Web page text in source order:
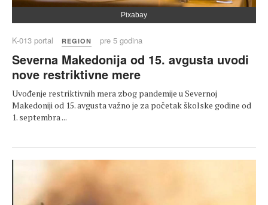
Pixabay
K-013 portal REGION pre 5 godina
Severna Makedonija od 15. avgusta uvodi
nove restriktivne mere
Uvođenje restriktivnih mera zbog pandemije u Severnoj
Makedoniji od 15. avgusta važno je za početak školske godine od
1. septembra ...